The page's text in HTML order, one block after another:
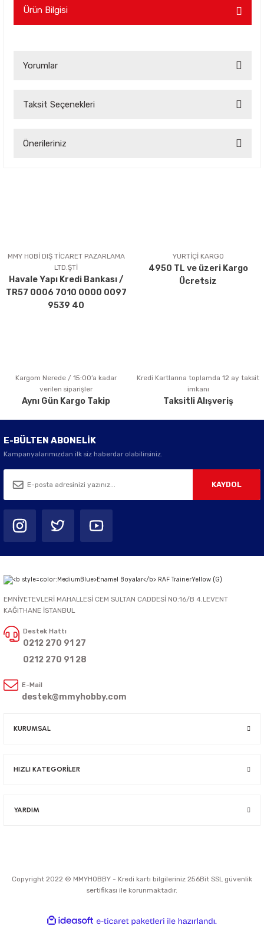
Ürün Bilgisi
Yorumlar
Taksit Seçenekleri
Önerileriniz
Ürün açıklamasında eksik bilgiler bulunuyor.
Ürün bilgilerinde hatalar bulunuyor.
Ürün fiyatı diğer sitelerden daha pahalı.
Bu ürüne benzer farklı alternatifler olmalı.
Gönder
MMY HOBİ DIŞ TİCARET PAZARLAMA
LTD.ŞTİ
Havale Yapı Kredi Bankası /
TR57 0006 7010 0000 0097
9539 40
YURTİÇİ KARGO
4950 TL ve üzeri Kargo
Ücretsiz
Kargom Nerede / 15:00’a kadar
verilen siparişler
Aynı Gün Kargo Takip
Kredi Kartlarına toplamda 12 ay taksit
imkanı
Taksitli Alışveriş
E-BÜLTEN ABONELİK
Kampanyalarımızdan ilk siz haberdar olabilirsiniz.
KAYDOL
EMNİYETEVLERİ MAHALLESİ CEM SULTAN CADDESİ NO:16/B 4.LEVENT
KAĞITHANE İSTANBUL
Destek Hattı
0212 270 91 27
0212 270 91 28
E-Mail
destek@mmyhobby.com
KURUMSAL
HIZLI KATEGORİLER
YARDIM
Copyright 2022 © MMYHOBBY - Kredi kartı bilgileriniz 256Bit SSL güvenlik
sertifikası ile korunmaktadır.
ideasoft
e-